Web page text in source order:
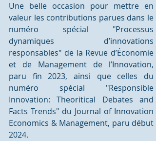
Une belle occasion pour mettre en
valeur les contributions parues dans le
numéro spécial "Processus
dynamiques d’innovations
responsables" de la Revue d’Économie
et de Management de l’Innovation,
paru fin 2023, ainsi que celles du
numéro spécial "Responsible
Innovation: Theoritical Debates and
Facts Trends" du Journal of Innovation
Economics & Management, paru début
2024.